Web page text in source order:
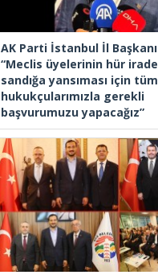
AK Parti İstanbul İl
“Meclis üyelerinin hür
sandığa yansıması için tüm
hukukçularımızla gerekli
başvurumuzu yapacağız”